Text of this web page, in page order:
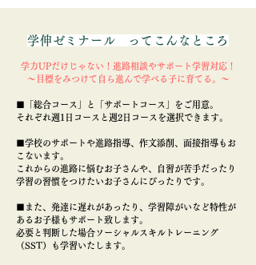
学力UPだけじゃない！進路相談やサポート学習対応！
～目標をみつけて自ら進んで学べる子に育てる。～
■ 「総合コース」と
「サポートコース」をご用意。
それぞれ週1日コースと週2日コースを選択できます。
■学校のサポートや進路指導、作文添削、面接指導もお
こないます。
これからの進路に悩むお子さんや、自習が苦手だったり
学習の習慣をつけたいお子さんにぴったりです。
■また、発達に遅れがあったり、学習障がいなど特性が
あるお子様もサポート致します。
必要と判断した場合ソーシャルスキルトレーニング
（SST）も学習いたします。
学伸ゼミナール ってこんなところ